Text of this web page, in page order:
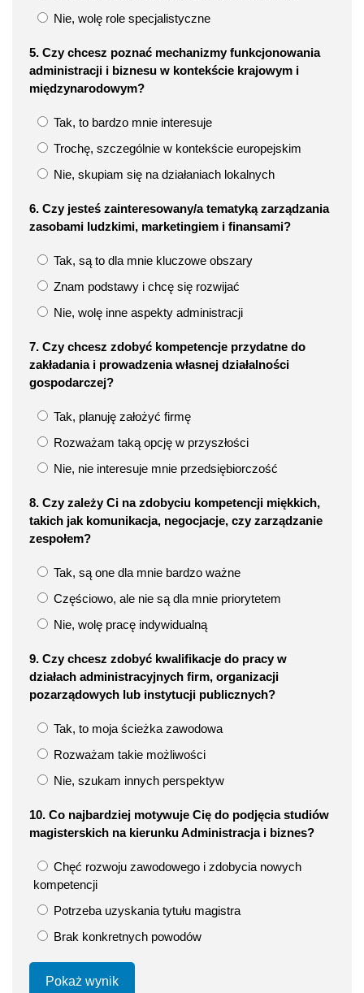
Nie, wolę role specjalistyczne
5. Czy chcesz poznać mechanizmy funkcjonowania
administracji i biznesu w kontekście krajowym i
międzynarodowym?
Tak, to bardzo mnie interesuje
Trochę, szczególnie w kontekście europejskim
Nie, skupiam się na działaniach lokalnych
6. Czy jesteś zainteresowany/a tematyką zarządzania
zasobami ludzkimi, marketingiem i finansami?
Tak, są to dla mnie kluczowe obszary
Znam podstawy i chcę się rozwijać
Nie, wolę inne aspekty administracji
7. Czy chcesz zdobyć kompetencje przydatne do
zakładania i prowadzenia własnej działalności
gospodarczej?
Tak, planuję założyć firmę
Rozważam taką opcję w przyszłości
Nie, nie interesuje mnie przedsiębiorczość
8. Czy zależy Ci na zdobyciu kompetencji miękkich,
takich jak komunikacja, negocjacje, czy zarządzanie
zespołem?
Tak, są one dla mnie bardzo ważne
Częściowo, ale nie są dla mnie priorytetem
Nie, wolę pracę indywidualną
9. Czy chcesz zdobyć kwalifikacje do pracy w
działach administracyjnych firm, organizacji
pozarządowych lub instytucji publicznych?
Tak, to moja ścieżka zawodowa
Rozważam takie możliwości
Nie, szukam innych perspektyw
10. Co najbardziej motywuje Cię do podjęcia studiów
magisterskich na kierunku Administracja i biznes?
Chęć rozwoju zawodowego i zdobycia nowych
kompetencji
Potrzeba uzyskania tytułu magistra
Brak konkretnych powodów
Pokaż wynik